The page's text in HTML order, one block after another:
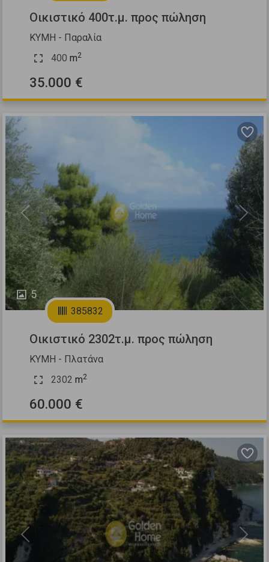
Οικιστικό 400τ.μ. προς πώληση
ΚΥΜΗ - Παραλία
400 m2
35.000 €
5
Previous Next
385832
Οικιστικό 2302τ.μ. προς πώληση
ΚΥΜΗ - Πλατάνα
2302 m2
60.000 €
Previous Next